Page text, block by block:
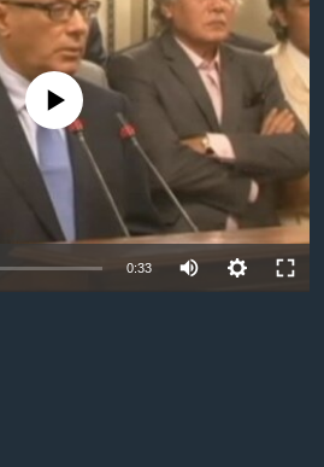
currently available
0:33